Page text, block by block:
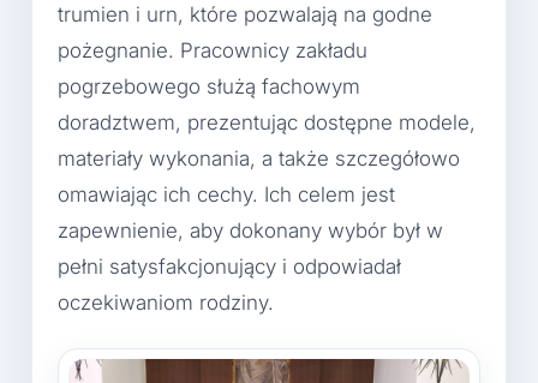
trumien i urn, które pozwalają na godne
pożegnanie. Pracownicy zakładu
pogrzebowego służą fachowym
doradztwem, prezentując dostępne modele,
materiały wykonania, a także szczegółowo
omawiając ich cechy. Ich celem jest
zapewnienie, aby dokonany wybór był w
pełni satysfakcjonujący i odpowiadał
oczekiwaniom rodziny.